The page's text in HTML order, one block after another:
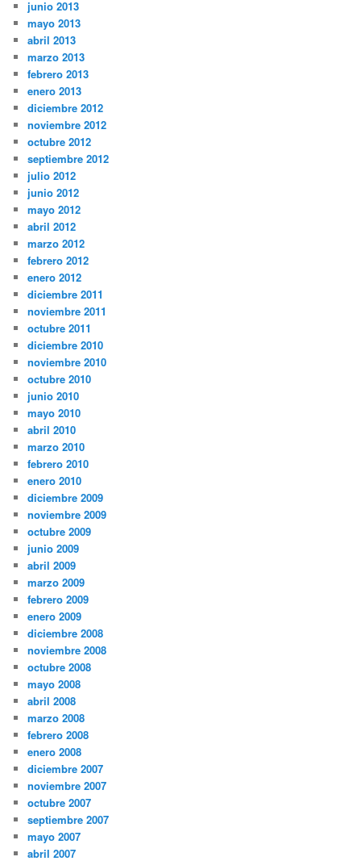
junio 2013
mayo 2013
abril 2013
marzo 2013
febrero 2013
enero 2013
diciembre 2012
noviembre 2012
octubre 2012
septiembre 2012
julio 2012
junio 2012
mayo 2012
abril 2012
marzo 2012
febrero 2012
enero 2012
diciembre 2011
noviembre 2011
octubre 2011
diciembre 2010
noviembre 2010
octubre 2010
junio 2010
mayo 2010
abril 2010
marzo 2010
febrero 2010
enero 2010
diciembre 2009
noviembre 2009
octubre 2009
junio 2009
abril 2009
marzo 2009
febrero 2009
enero 2009
diciembre 2008
noviembre 2008
octubre 2008
mayo 2008
abril 2008
marzo 2008
febrero 2008
enero 2008
diciembre 2007
noviembre 2007
octubre 2007
septiembre 2007
mayo 2007
abril 2007